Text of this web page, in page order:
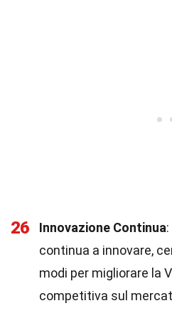
26 Innovazione Continua
continua a innovare,
modi per migliorare la
competitiva sul